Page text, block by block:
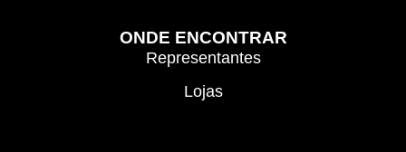
ONDE ENCONTRAR
Representantes
Lojas